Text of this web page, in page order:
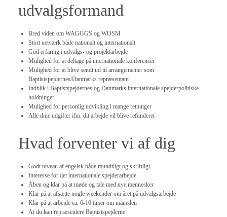
udvalgsformand
Bred viden om WAGGGS og WOSM
Stort netværk både nationalt og internationalt
God erfaring i udvalgs- og projektarbejde
Mulighed for at deltage på internationale konferencer
Mulighed for at blive sendt ud til arrangementer som
Baptistspejdernes/Danmarks repræsentant
Indblik i Baptistspejdernes og Danmarks internationale spejderpolitiske
holdninger
Mulighed for personlig udvikling i mange retninger
Alle dine udgifter ifm. dit arbejde vil blive refunderet
Hvad forventer vi af dig
Godt niveau af engelsk både mundtligt og skriftligt
Interesse for det internationale spejderarbejde
Åben og klar på at møde og tale med nye mennesker
Klar på at afsætte nogle weekender om året på udvalgsarbejde
Klar på at arbejde ca. 6-10 timer om måneden
At du kan repræsentere Baptistspejderne